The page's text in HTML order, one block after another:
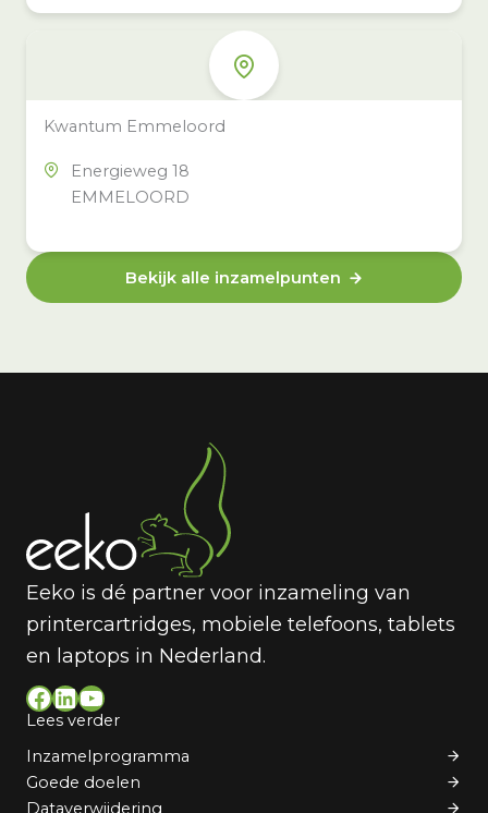
Kwantum Emmeloord
Energieweg 18
EMMELOORD
Bekijk alle inzamelpunten
Eeko is dé partner voor inzameling van
printercartridges, mobiele telefoons, tablets
en laptops in Nederland.
Facebook LinkedIn YouTube
Lees verder
Inzamelprogramma
Goede doelen